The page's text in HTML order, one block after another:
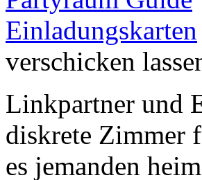
Einladungskarten
verschicken
Linkpartner und
diskrete Zimmer
es jemanden